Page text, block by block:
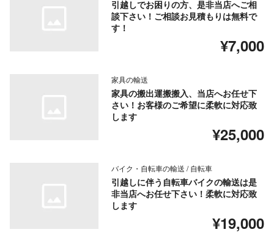
引越しでお困りの方、是非当店へご相
談下さい！ご相談お見積もりは無料で
す！
¥7,000
家具の輸送
家具の搬出運搬搬入、当店へお任せ下
さい！お客様のご希望に柔軟に対応致
します
¥25,000
バイク・自転車の輸送 / 自転車
引越しに伴う自転車バイクの輸送は是
非当店へお任せ下さい！柔軟に対応致
します
¥19,000